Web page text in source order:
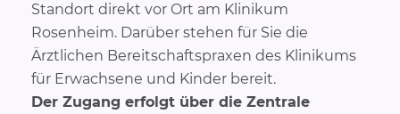
Standort direkt vor Ort am Klinikum
Rosenheim. Darüber stehen für Sie die
Ärztlichen Bereitschaftspraxen des Klinikums
für Erwachsene und Kinder bereit.
Der Zugang erfolgt über die Zentrale